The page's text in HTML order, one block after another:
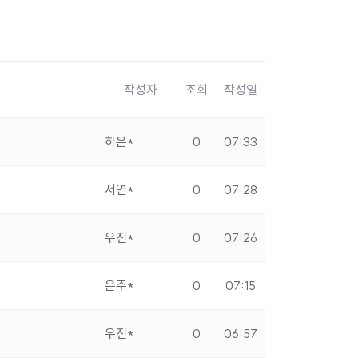
작성자 조회 작성일
하은* 0 07:33
서연* 0 07:28
우진* 0 07:26
은주* 0 07:15
우진* 0 06:57